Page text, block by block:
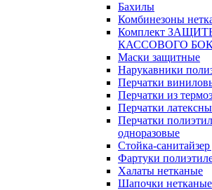
Бахилы
Комбинезоны
Комплект
КАССОВОГО
Маски защитные
Нарукавники
Перчатки
Перчатки из
Перчатки
Перчатки
одноразовые
Стойка-
Фартуки
Халаты нетканые
Шапочки нетканые